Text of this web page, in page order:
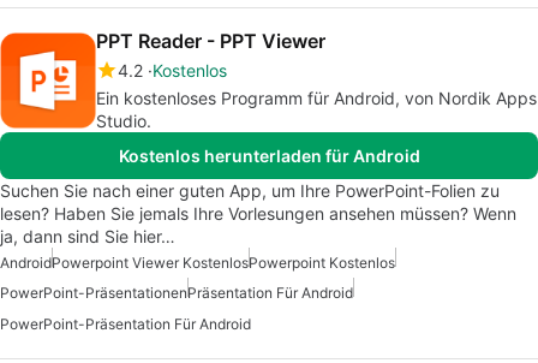
PPT Reader - PPT Viewer
4.2 Kostenlos
Ein kostenloses Programm für Android, von Nordik Apps
Studio.
Kostenlos herunterladen für Android
Suchen Sie nach einer guten App, um Ihre PowerPoint-Folien zu
lesen? Haben Sie jemals Ihre Vorlesungen ansehen müssen? Wenn
ja, dann sind Sie hier…
AndroidPowerpoint Viewer KostenlosPowerpoint Kostenlos
PowerPoint-PräsentationenPräsentation Für Android
PowerPoint-Präsentation Für Android